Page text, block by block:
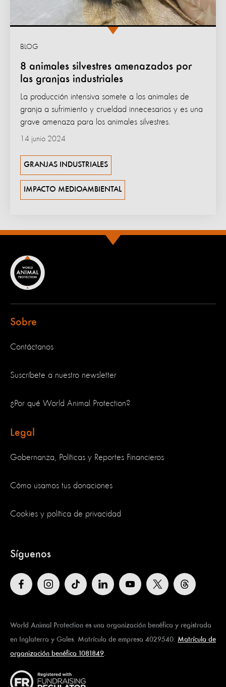
8 animales silvestres amenazados por
las granjas industriales
BLOG
La producción intensiva somete a los animales de
granja a sufrimiento y crueldad innecesarios y es una
grave amenaza para los animales silvestres.
14 junio 2024
GRANJAS INDUSTRIALES
IMPACTO MEDIOAMBIENTAL
Sobre
Contáctanos
Suscríbete a nuestro newsletter
¿Por qué World Animal Protection?
Legal
Gobernanza, Políticas y Reportes Financieros
Cómo usamos tus donaciones
Cookies y política de privacidad
Síguenos
World Animal Protection es una organización benéfica y registrada
en Inglaterra y Gales. Matrícula de empresa 4029540. Matrícula de
organización benéfica 1081849.